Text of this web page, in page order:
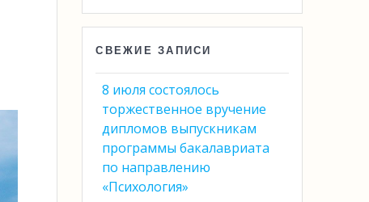
СВЕЖИЕ ЗАПИСИ
8 июля состоялось
торжественное вручение
дипломов выпускникам
программы бакалавриата
по направлению
«Психология»